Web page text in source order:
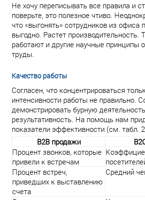
Не хочу переписывать все правила и
поверьте, это полезное чтиво.
что «выгонять» сотрудников из офиса
выгодно. Растет производительность.
работают и другие научные принципы
труды.
Качество работы
Согласен, что концентрироваться
интенсивности работы не правильно.
демонстрировать бурную
результативность. На помощь нам
показатели эффективности (см. табл.
B2B продажи
Процент звонков, которые
привели к встречам
Процент встреч,
приведших к выставлению
счета
Средний